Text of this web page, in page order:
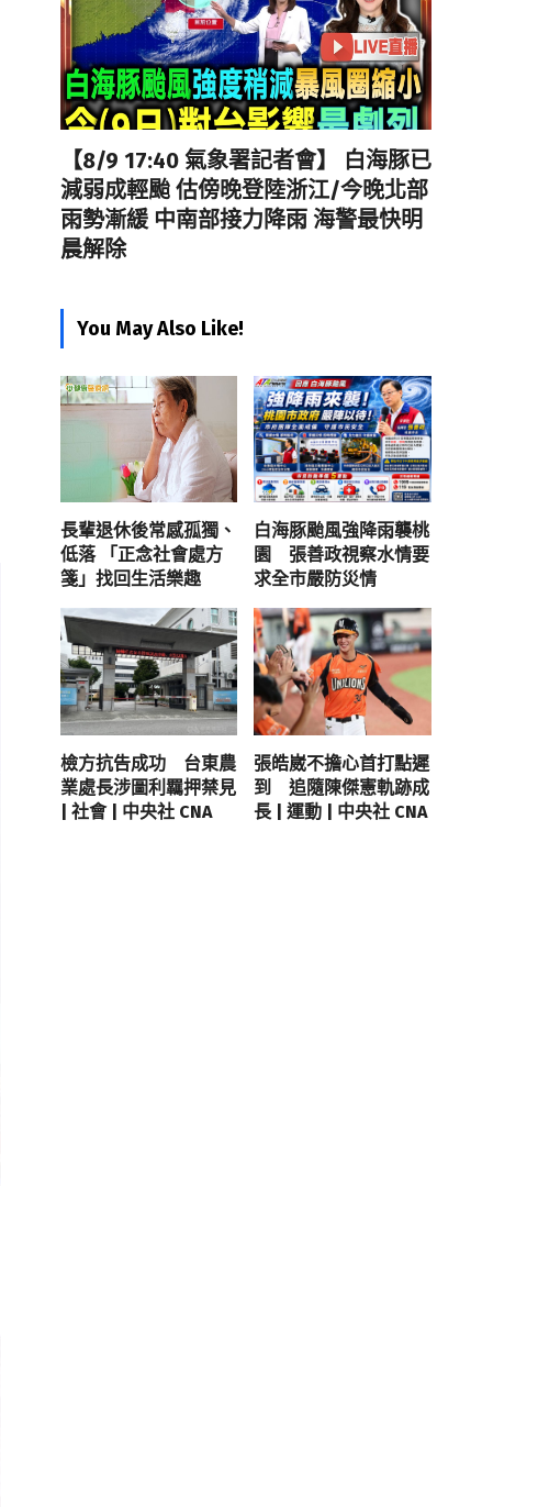
【8/9 17:40 氣象署記者會】 白海豚已
減弱成輕颱 估傍晚登陸浙江/今晚北部
雨勢漸緩 中南部接力降雨 海警最快明
晨解除
You May Also Like!
長輩退休後常感孤獨、
低落 「正念社會處方
箋」找回生活樂趣
白海豚颱風強降雨襲桃
園 張善政視察水情要
求全市嚴防災情
檢方抗告成功 台東農
業處長涉圖利羈押禁見
| 社會 | 中央社 CNA
張皓崴不擔心首打點遲
到 追隨陳傑憲軌跡成
長 | 運動 | 中央社 CNA